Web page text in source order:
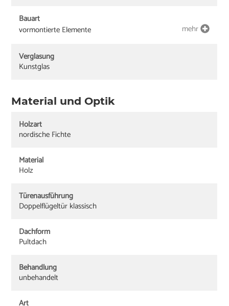
Bauart
vormontierte Elemente
mehr
Verglasung
Kunstglas
Material und Optik
Holzart
nordische Fichte
Material
Holz
Türenausführung
Doppelflügeltür klassisch
Dachform
Pultdach
Behandlung
unbehandelt
Art